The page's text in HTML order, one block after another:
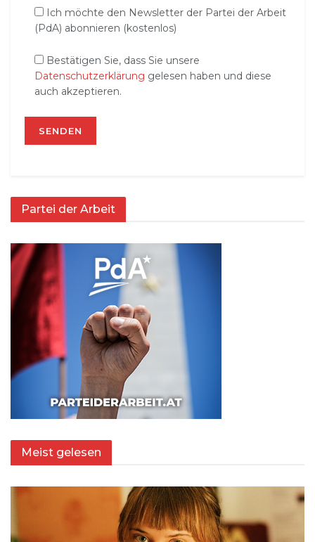
Ich möchte den Newsletter der Partei der Arbeit
(PdA) abonnieren (kostenlos)
Bestätigen Sie, dass Sie unsere
Datenschutzerklärung gelesen haben und diese
auch akzeptieren.
Partei der Arbeit
Meist gelesen